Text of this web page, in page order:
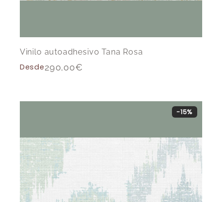
Vinilo autoadhesivo Tana Rosa
Desde290,00€
-15%